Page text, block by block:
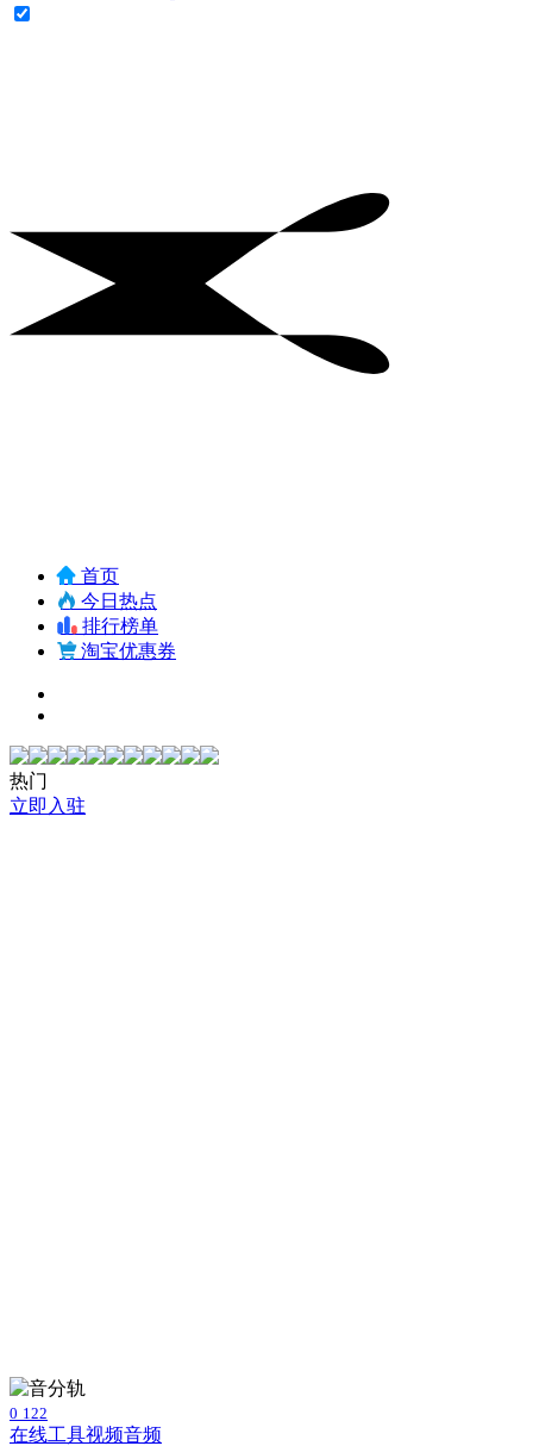
首页
今日热点
排行榜单
淘宝优惠券
热门
立即入驻
0 122
在线工具视频音频